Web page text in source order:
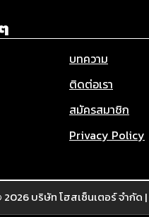
บทความ
ติดต่อเรา
สมัครสมาชิก
Privacy Policy
2026บริษัท โฮสเซ็นเตอร์ จำกัด |